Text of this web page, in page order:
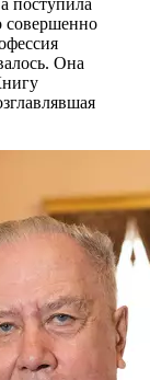
поступила
совершенно
Она